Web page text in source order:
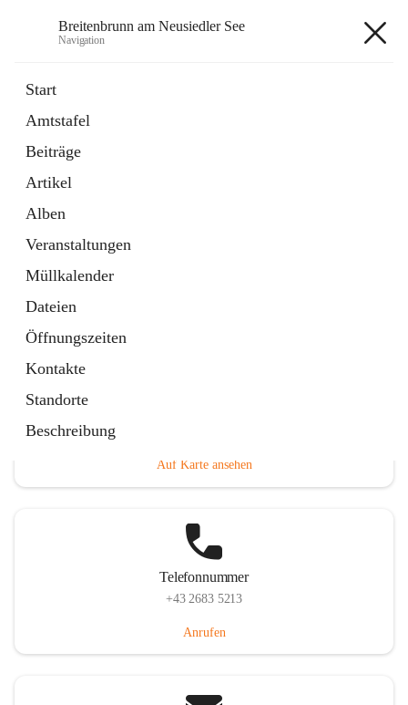
Breitenbrunn am Neusiedler See
Navigation
Start
Amtstafel
Beiträge
Artikel
Alben
Veranstaltungen
Müllkalender
Dateien
Öffnungszeiten
Kontakte
Standorte
Beschreibung
18 Schnellzugriffe
Gemeindeservice
Auf Karte ansehen
Telefonnummer
+43 2683 5213
Anrufen